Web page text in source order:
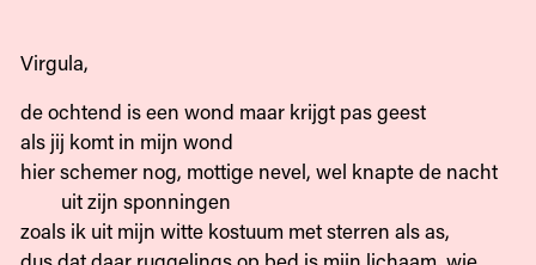
Virgula,
de ochtend is een wond maar krijgt pas geest
als jij komt in mijn wond
hier schemer nog, mottige nevel, wel knapte de nacht
uit zijn sponningen
zoals ik uit mijn witte kostuum met sterren als as,